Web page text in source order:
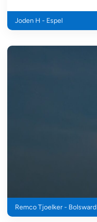
Joden H - Espel
Remco Tjoelker - Bolsward